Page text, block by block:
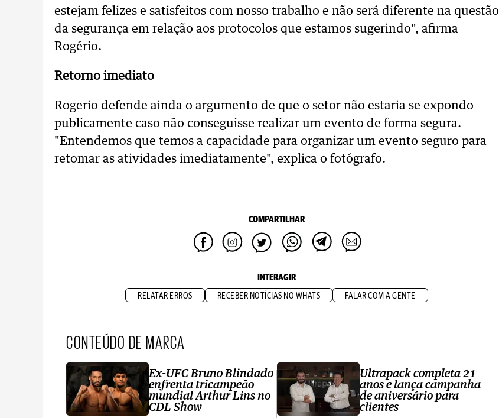
estejam felizes e satisfeitos com nosso trabalho e não será diferente na questão
da segurança em relação aos protocolos que estamos sugerindo", afirma
Rogério.
Retorno imediato
Rogerio defende ainda o argumento de que o setor não estaria se expondo
publicamente caso não conseguisse realizar um evento de forma segura.
"Entendemos que temos a capacidade para organizar um evento seguro para
retomar as atividades imediatamente", explica o fotógrafo.
COMPARTILHAR
INTERAGIR
RELATAR ERROS RECEBER NOTÍCIAS NO WHATS FALAR COM A GENTE
CONTEÚDO DE MARCA
Ex-UFC Bruno Blindado
enfrenta tricampeão
mundial Arthur Lins no
CDL Show
Ultrapack completa 21
anos e lança campanha
de aniversário para
clientes